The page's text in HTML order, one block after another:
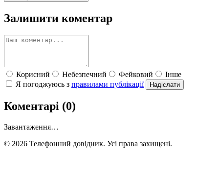
Залишити коментар
Корисний Небезпечний Фейковий
Інше
Я погоджуюсь з правилами публікації Надіслати
Коментарі (0)
Завантаження…
© 2026 Телефонний довідник. Усі права захищені.